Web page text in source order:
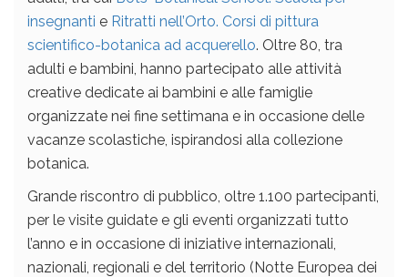
insegnanti e Ritratti nell’Orto. Corsi di pittura
scientifico-botanica ad acquerello. Oltre 80, tra
adulti e bambini, hanno partecipato alle attività
creative dedicate ai bambini e alle famiglie
organizzate nei fine settimana e in occasione delle
vacanze scolastiche, ispirandosi alla collezione
botanica.
Grande riscontro di pubblico, oltre 1.100 partecipanti,
per le visite guidate e gli eventi organizzati tutto
l’anno e in occasione di iniziative internazionali,
nazionali, regionali e del territorio (Notte Europea dei